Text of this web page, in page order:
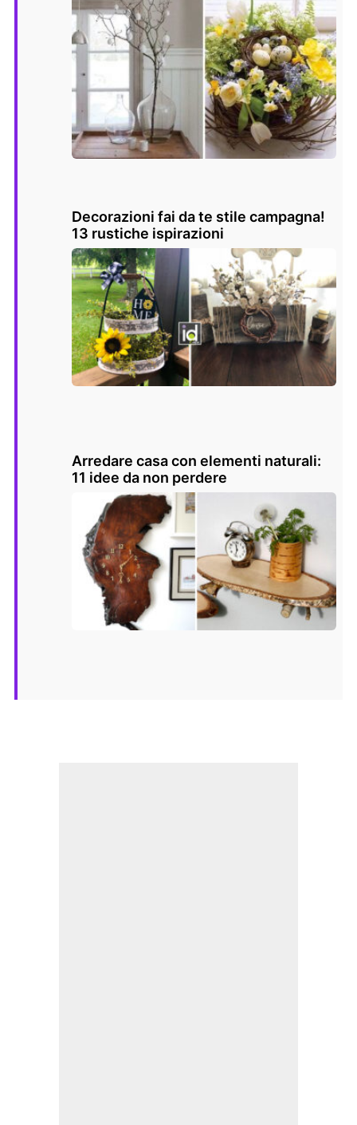
Decorazioni fai da te stile campagna!
13 rustiche ispirazioni
Arredare casa con elementi naturali:
11 idee da non perdere